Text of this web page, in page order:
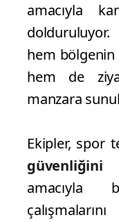
amacıyla
dolduruluyor.
hem
hem de
manzara
Ekipler, spor
amacıyla